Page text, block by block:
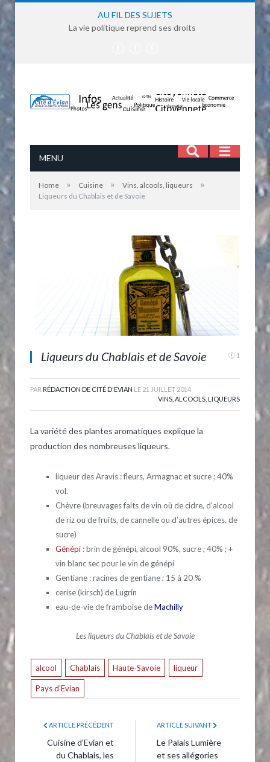
AU FIL DES SUJETS
La vie politique reprend ses droits
MENU
Home » Cuisine » Vins, alcools, liqueurs »
Liqueurs du Chablais et de Savoie
Liqueurs du Chablais et de Savoie 1
PAR RÉDACTION DE CITÉ D'EVIAN LE 21 JUILLET 2014
VINS, ALCOOLS, LIQUEURS
La variété des plantes aromatiques explique la
production des nombreuses liqueurs.
liqueur des Aravis : fleurs, Armagnac et sucre ; 40%
vol.
Chèvre (breuvages faits de vin où de cidre, d’alcool
de riz ou de fruits, de cannelle ou d’autres épices, de
sucre)
Génépi : brin de génépi, alcool 90%, sucre ; 40% ; +
vin blanc sec pour le vin de génépi
Gentiane : racines de gentiane ; 15 à 20 %
cerise (kirsch) de Lugrin
eau-de-vie de framboise deMachilly
Les liqueurs du Chablais et de Savoie
alcool Chablais Haute-Savoie liqueur
Pays d'Evian
ARTICLE PRÉCÉDENT
Cuisine d’Evian et
du Chablais, les
ARTICLE SUIVANT
Le Palais Lumière
et ses allégories